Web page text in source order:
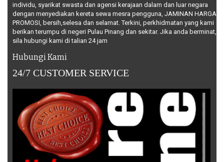
individu, syarikat swasta dan agensi kerajaan dalam dan luar negara
dengan menyediakan kereta sewa mesra pengguna, JAMINAN HARGA
PROMOSI, bersih,selesa dan selamat. Terkini, perkhidmatan yang kami
berikan terumpu di negeri Pulau Pinang dan sekitar. Jika anda berminat,
sila hubungi kami di talian 24 jam
Hubungi Kami
24/7 CUSTOMER SERVICE